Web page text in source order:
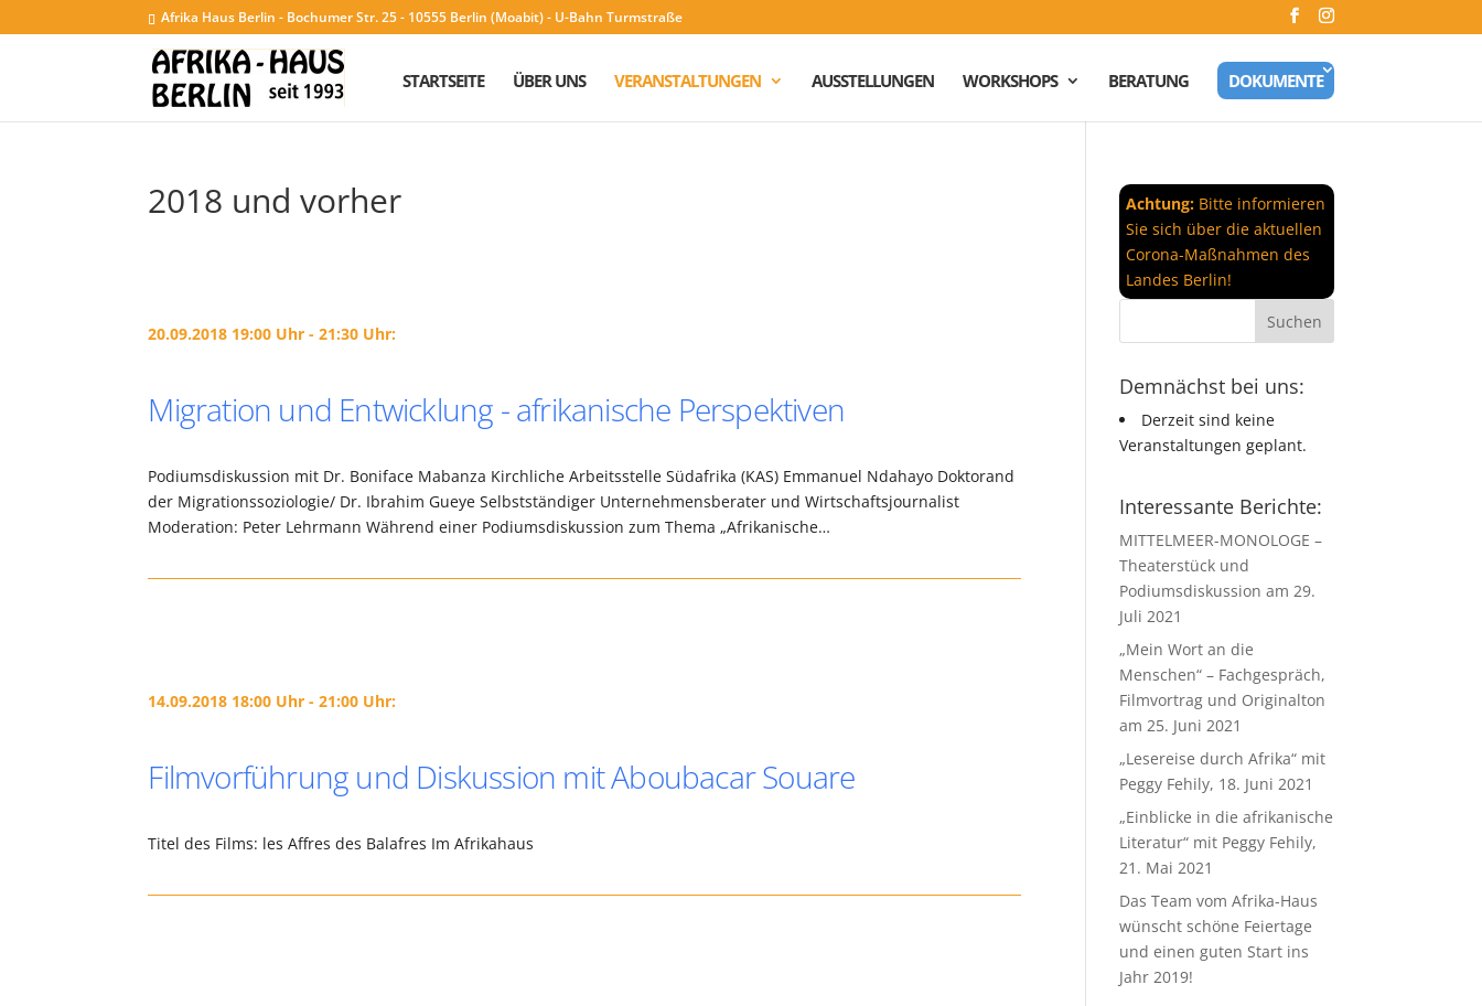
Afrika Haus Berlin - Bochumer Str. 25 - 10555 Berlin (Moabit) - U-Bahn Turmstraße
STARTSEITE ÜBER UNS VERANSTALTUNGEN AUSSTELLUNGEN WORKSHOPS BERATUNG DOKUMENTE
2018 und vorher
20.09.2018 19:00 Uhr - 21:30 Uhr:
Migration und Entwicklung - afrikanische Perspektiven
Podiumsdiskussion mit Dr. Boniface Mabanza Kirchliche Arbeitsstelle Südafrika (KAS) Emmanuel Ndahayo Doktorand
der Migrationssoziologie/ Dr. Ibrahim Gueye Selbstständiger Unternehmensberater und Wirtschaftsjournalist
Moderation: Peter Lehrmann Während einer Podiumsdiskussion zum Thema „Afrikanische…
14.09.2018 18:00 Uhr - 21:00 Uhr:
Filmvorführung und Diskussion mit Aboubacar Souare
Titel des Films: les Affres des Balafres Im Afrikahaus
Achtung: Bitte informieren
Sie sich über die aktuellen
Corona-Maßnahmen des
Landes Berlin!
Demnächst bei uns:
Derzeit sind keine
Veranstaltungen geplant.
Interessante Berichte:
MITTELMEER-MONOLOGE –
Theaterstück und
Podiumsdiskussion am 29.
Juli 2021
„Mein Wort an die
Menschen“ – Fachgespräch,
Filmvortrag und Originalton
am 25. Juni 2021
„Lesereise durch Afrika“ mit
Peggy Fehily, 18. Juni 2021
„Einblicke in die afrikanische
Literatur“ mit Peggy Fehily,
21. Mai 2021
Das Team vom Afrika-Haus
wünscht schöne Feiertage
und einen guten Start ins
Jahr 2019!